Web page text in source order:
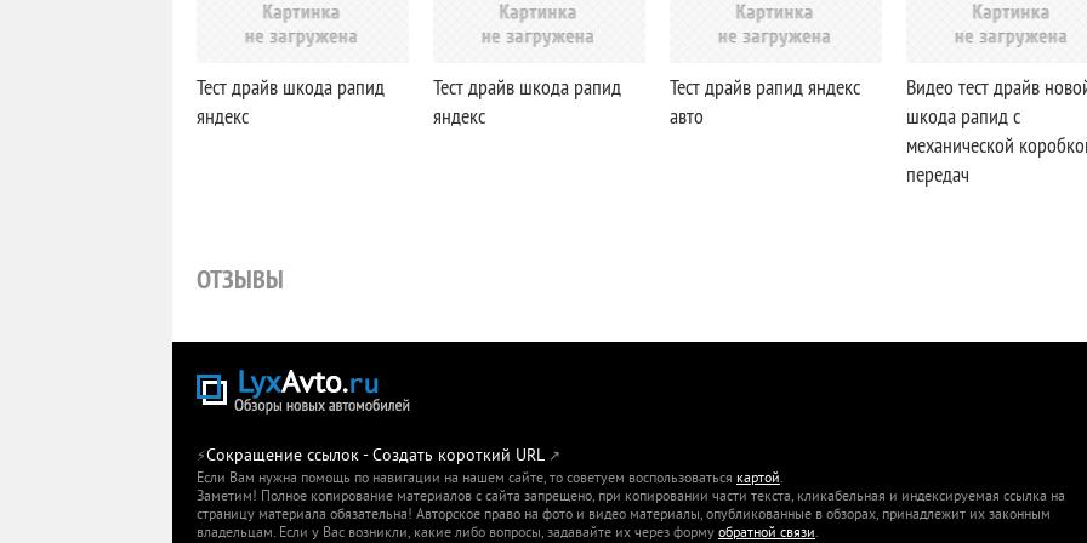
Тест драйв шкода рапид
яндекс
Тест драйв шкода рапид
яндекс
Тест драйв рапид яндекс
авто
Видео тест драйв
шкода рапид с
механической
передач
ОТЗЫВЫ
⚡Сокращение ссылок - Создать короткий URL ↗
Если Вам нужна помощь по навигации на нашем сайте, то советуем воспользоваться картой.
Заметим! Полное копирование материалов с сайта запрещено, при копировании части текста, кликабельная и индексируемая ссылка на
страницу материала обязательна! Авторское право на фото и видео материалы, опубликованные в обзорах, принадлежит их законным
владельцам. Если у Вас возникли, какие либо вопросы, задавайте их через форму обратной связи.